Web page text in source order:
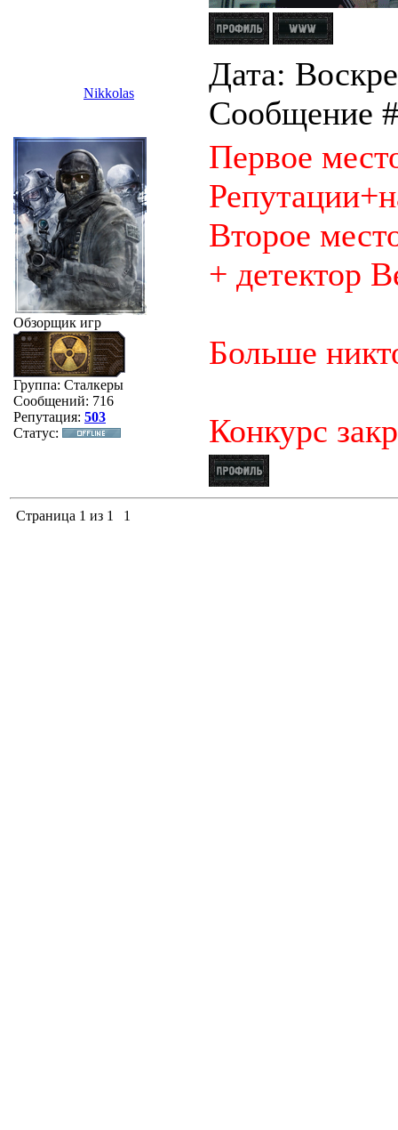
Nikkolas
Дата:
Сообщение
Обзорщик игр
Группа: Сталкеры
Сообщений: 716
Репутация: 503
Статус:
Первое
Второе
+ детектор
Больше
Конкурс
Страница 1 из 1 1